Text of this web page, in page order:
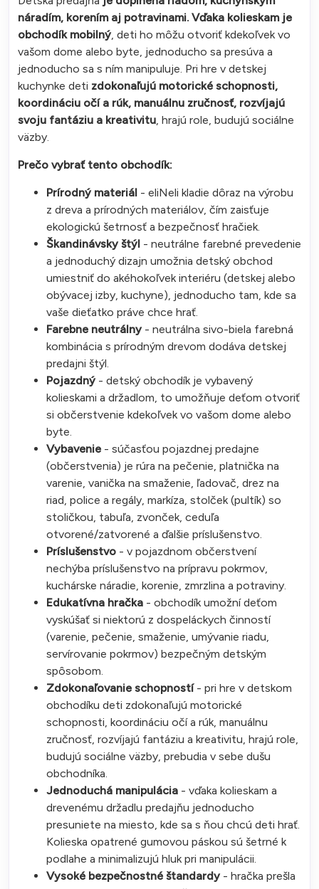
náradím, korením aj potravinami. Vďaka kolieskam je
obchodík mobilný, deti ho môžu otvoriť kdekoľvek vo
vašom dome alebo byte, jednoducho sa presúva a
jednoducho sa s ním manipuluje. Pri hre v detskej
kuchynke deti zdokonaľujú motorické schopnosti,
koordináciu očí a rúk, manuálnu zručnosť, rozvíjajú
svoju fantáziu a kreativitu , hrajú role, budujú sociálne
väzby.
Prečo vybrať tento obchodík:
Prírodný materiál - eliNeli kladie dôraz na výrobu
z dreva a prírodných materiálov, čím zaisťuje
ekologickú šetrnosť a bezpečnosť hračiek.
Škandinávsky štýl - neutrálne farebné prevedenie
a jednoduchý dizajn umožnia detský obchod
umiestniť do akéhokoľvek interiéru (detskej alebo
obývacej izby, kuchyne), jednoducho tam, kde sa
vaše dieťatko práve chce hrať.
Farebne neutrálny- neutrálna sivo-biela farebná
kombinácia s prírodným drevom dodáva detskej
predajni štýl.
Pojazdný- detský obchodík je vybavený
kolieskami a držadlom, to umožňuje deťom otvoriť
si občerstvenie kdekoľvek vo vašom dome alebo
byte.
Vybavenie - súčasťou pojazdnej predajne
(občerstvenia) je rúra na pečenie, platnička na
varenie, vanička na smaženie, ľadovač, drez na
riad, police a regály, markíza, stolček (pultík) so
stoličkou, tabuľa, zvonček, ceduľa
otvorené/zatvorené a ďalšie príslušenstvo.
Príslušenstvo - v pojazdnom občerstvení
nechýba príslušenstvo na prípravu pokrmov,
kuchárske náradie, korenie, zmrzlina a potraviny.
Edukatívna hračka - obchodík umožní deťom
vyskúšať si niektorú z dospeláckych činností
(varenie, pečenie, smaženie, umývanie riadu,
servírovanie pokrmov) bezpečným detským
spôsobom.
Zdokonaľovanie schopností- pri hre v detskom
obchodíku deti zdokonaľujú motorické
schopnosti, koordináciu očí a rúk, manuálnu
zručnosť, rozvíjajú fantáziu a kreativitu, hrajú role,
budujú sociálne väzby, prebudia v sebe dušu
obchodníka.
Jednoduchá manipulácia - vďaka kolieskam a
drevenému držadlu predajňu jednoducho
presuniete na miesto, kde sa s ňou chcú deti hrať.
Kolieska opatrené gumovou páskou sú šetrné k
podlahe a minimalizujú hluk pri manipulácii.
Vysoké bezpečnostné štandardy- hračka prešla